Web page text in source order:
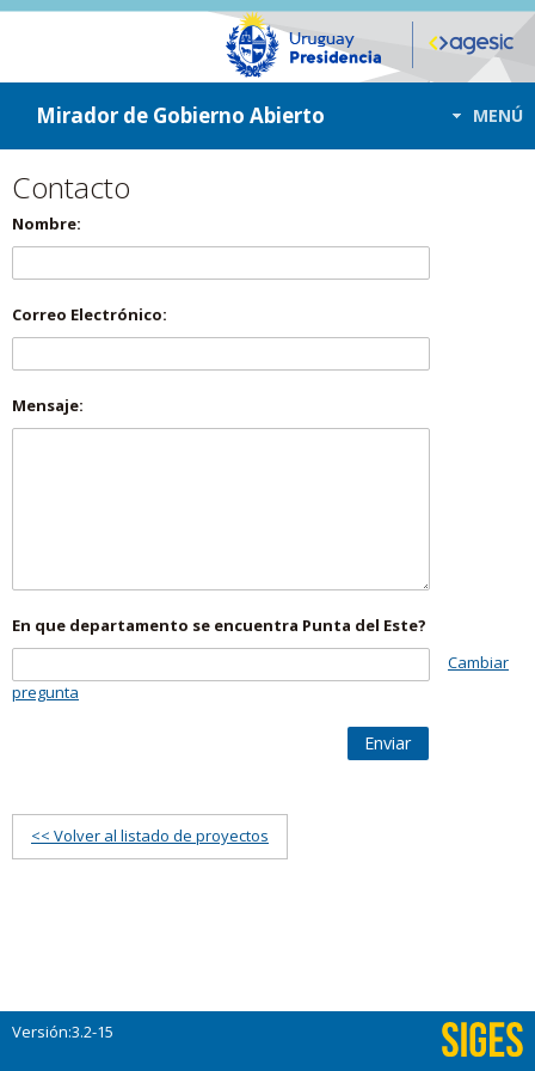
ir a contenido
ir al menú
Mirador de Gobierno Abierto MENÚ
Contacto
Nombre:
Correo Electrónico:
Mensaje:
En que departamento se encuentra Punta del Este?
Cambiar
pregunta
Enviar
<< Volver al listado de proyectos
Versión:3.2-15